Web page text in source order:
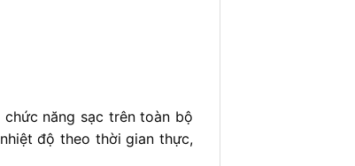
năng sạc trên toàn bộ
độ theo thời gian thực,